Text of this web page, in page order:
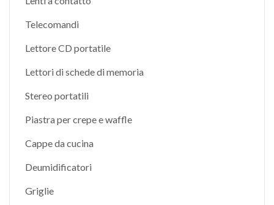
Telecomandi
Lettore CD portatile
Lettori di schede di memoria
Stereo portatili
Piastra per crepe e waffle
Cappe da cucina
Deumidificatori
Griglie